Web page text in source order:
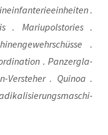
.
. Mariu­pols­to­ries .
.
. Pan­zer­gla­
Ver­ste­her . Qui­noa .